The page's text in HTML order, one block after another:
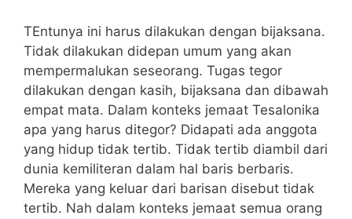
TEntunya ini harus dilakukan dengan bijaksana.
Tidak dilakukan didepan umum yang akan
mempermalukan seseorang. Tugas tegor
dilakukan dengan kasih, bijaksana dan dibawah
empat mata. Dalam konteks jemaat Tesalonika
apa yang harus ditegor? Didapati ada anggota
yang hidup tidak tertib. Tidak tertib diambil dari
dunia kemiliteran dalam hal baris berbaris.
Mereka yang keluar dari barisan disebut tidak
tertib. Nah dalam konteks jemaat semua orang